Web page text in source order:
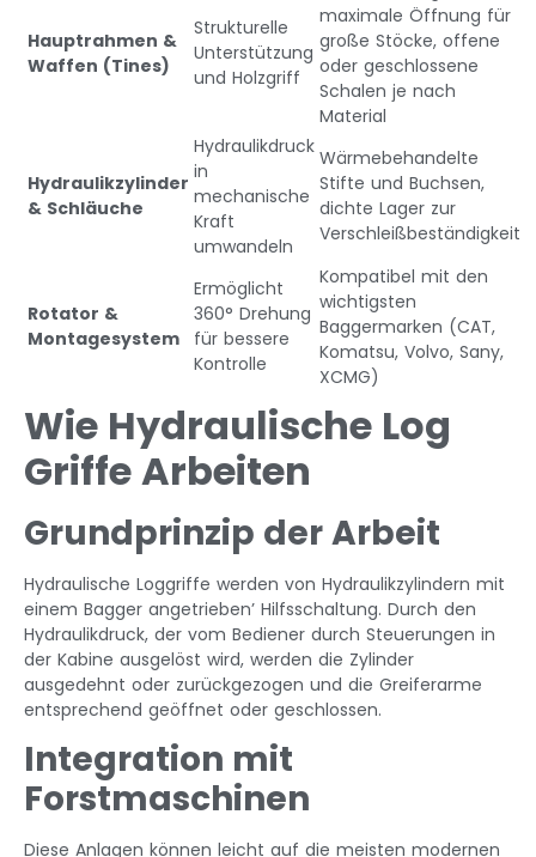
Hauptrahmen &
Waffen (Tines)
Strukturelle
Unterstützung
und Holzgriff
maximale Öffnung für
große Stöcke, offene
oder geschlossene
Schalen je nach
Material
Hydraulikzylinder
& Schläuche
Hydraulikdruck
in
mechanische
Kraft
umwandeln
Wärmebehandelte
Stifte und Buchsen,
dichte Lager zur
Verschleißbeständigkeit
Rotator &
Montagesystem
Ermöglicht
360° Drehung
für bessere
Kontrolle
Kompatibel mit den
wichtigsten
Baggermarken (CAT,
Komatsu, Volvo, Sany,
XCMG)
Wie Hydraulische Log
Griffe Arbeiten
Grundprinzip der Arbeit
Hydraulische Loggriffe werden von Hydraulikzylindern mit
einem Bagger angetrieben’ Hilfsschaltung. Durch den
Hydraulikdruck, der vom Bediener durch Steuerungen in
der Kabine ausgelöst wird, werden die Zylinder
ausgedehnt oder zurückgezogen und die Greiferarme
entsprechend geöffnet oder geschlossen.
Integration mit
Forstmaschinen
Diese Anlagen können leicht auf die meisten modernen